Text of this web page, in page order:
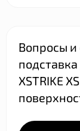
Вопросы
XSTRIKE